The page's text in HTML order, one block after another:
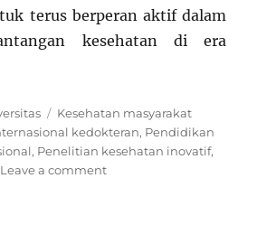
terus berperan aktif dalam
kesehatan di era
Tags
Kesehatan masyarakat
kedokteran, Pendidikan
, Penelitian kesehatan inovatif,
Leave a commenton